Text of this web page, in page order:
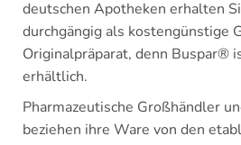
deutschen Apotheken erhalten
durchgängig als kostengünstige
Originalpräparat, denn Buspar®
erhältlich.
Pharmazeutische Großhändler
beziehen ihre Ware von den